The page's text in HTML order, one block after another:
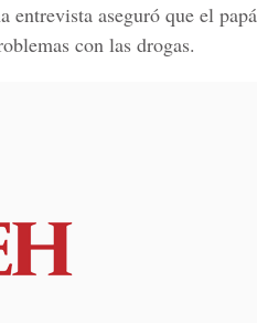
entrevista aseguró que el papá
con las drogas.